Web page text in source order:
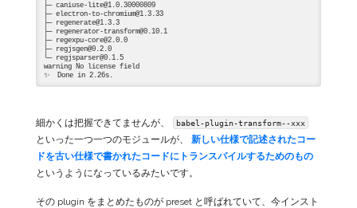
├─ caniuse-lite@1.0.30000809
├─ electron-to-chromium@1.3.33
├─ regenerate@1.3.3
├─ regenerator-transform@0.10.1
├─ regexpu-core@2.0.0
├─ regjsgen@0.2.0
└─ regjsparser@0.1.5
warning No license field
細かくは把握できてませんが、 babel-plugin-transform--xxx
といった一つ一つのモジュールが、 新しい仕様で記述されたコー
ドを古い仕様で書かれたコードにトランスパイルするためのもの
というようになっているみたいです。
その plugin をまとめたものが preset と呼ばれていて、今インスト